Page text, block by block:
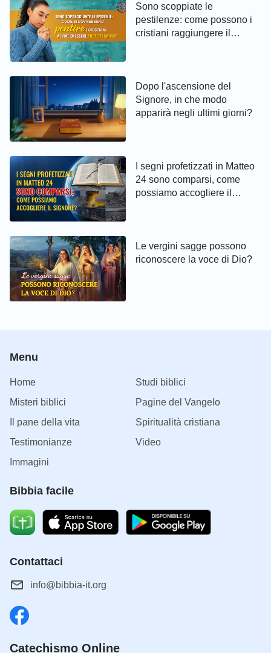
Sono scoppiate le
pestilenze: come possono i
cristiani raggiungere il
Dopo l'ascensione del
Signore, in che modo
apparirà negli ultimi giorni?
I segni profetizzati in Matteo
24 sono comparsi, come
possiamo accogliere il
Le vergini sagge possono
riconoscere la voce di Dio?
Menu
Home
Studi biblici
Misteri biblici
Pagine del Vangelo
Il pane della vita
Spiritualità cristiana
Testimonianze
Video
Immagini
Bibbia facile
Contattaci
info@bibbia-it.org
Catechismo Online